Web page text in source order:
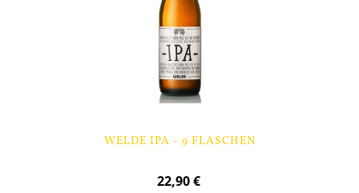
WELDE IPA - 9 FLASCHEN
22,90 €